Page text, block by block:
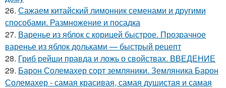
26. Сажаем китайский лимонник семенами и другими
способами. Размножение и посадка
27. Варенье из яблок с корицей быстрое. Прозрачное
варенье из яблок дольками — быстрый рецепт
28. Гриб рейши правда и ложь о свойствах. ВВЕДЕНИЕ
29. Барон Солемахер сорт земляники. Земляника Барон
Солемахер - самая красивая, самая душистая и самая